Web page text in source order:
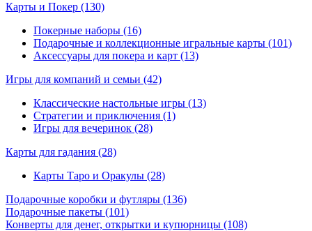
Карты и Покер (130)
Покерные наборы (16)
Подарочные и коллекционные игральные карты (101)
Аксессуары для покера и карт (13)
Игры для компаний и семьи (42)
Классические настольные игры (13)
Стратегии и приключения (1)
Игры для вечеринок (28)
Карты для гадания (28)
Карты Таро и Оракулы (28)
Подарочные коробки и футляры (136)
Подарочные пакеты (101)
Конверты для денег, открытки и купюрницы (108)